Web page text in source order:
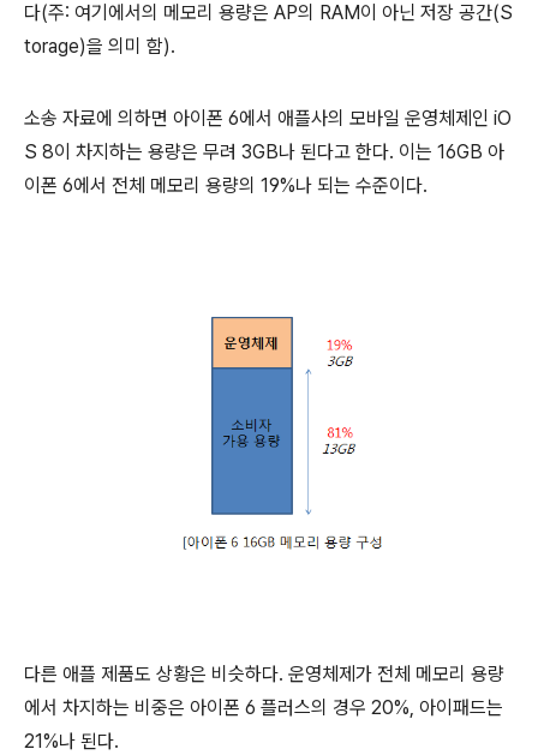
다(주: 여기에서의 메모리 용량은 AP의 RAM이 아닌 저장 공간(S
torage)을 의미 함).
소송 자료에 의하면 아이폰 6에서 애플사의 모바일 운영체제인 iO
S 8이 차지하는 용량은 무려 3GB나 된다고 한다. 이는 16GB 아
이폰 6에서 전체 메모리 용량의 19%나 되는 수준이다.
다른 애플 제품도 상황은 비슷하다. 운영체제가 전체 메모리 용량
에서 차지하는 비중은 아이폰 6 플러스의 경우 20%, 아이패드는
21%나 된다.